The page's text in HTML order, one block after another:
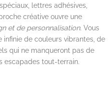
lettres adhésives,
créative ouvre une
et de personnalisation. Vous
de couleurs vibrantes, de
qui ne manqueront pas de
escapades tout-terrain.